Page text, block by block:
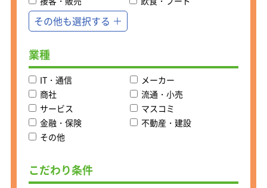
【休憩時間70分！】
社内では残業を少なくしようという雰
個人を尊重する文化があります。家庭
の事情や子育て、介護、自身の健康状
態などを考慮しながら、働き続けるこ
とができる環境が整っています！
その他も選択する
業種
IT・通信
メーカー
商社
流通・小売
サービス
マスコミ
金融・保険
不動産・建設
その他
こだわり条件